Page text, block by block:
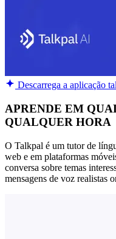
Descarrega a aplicação
APRENDE EM
QUALQUER HORA
O Talkpal é um tutor de
web e em plataformas
conversa sobre temas
mensagens de voz realistas